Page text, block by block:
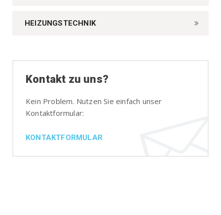
HEIZUNGSTECHNIK
Kontakt zu uns?
Kein Problem. Nutzen Sie einfach unser
Kontaktformular:
KONTAKTFORMULAR